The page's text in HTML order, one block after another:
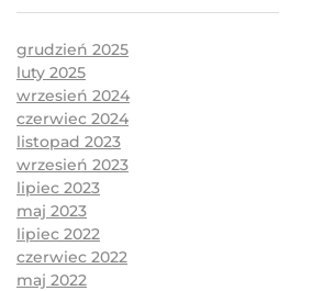
grudzień 2025
luty 2025
wrzesień 2024
czerwiec 2024
listopad 2023
wrzesień 2023
lipiec 2023
maj 2023
lipiec 2022
czerwiec 2022
maj 2022